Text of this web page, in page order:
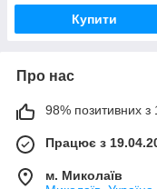
Купити
Про нас
98% позитивних з
Працює з
м. Миколаїв